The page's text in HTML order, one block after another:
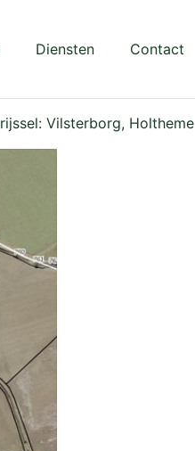
Diensten Contact
Vilsterborg, Holtheme